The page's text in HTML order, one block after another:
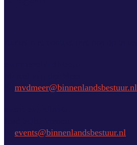
mvdmeer@binnenlandsbestuur.nl
events@binnenlandsbestuur.nl